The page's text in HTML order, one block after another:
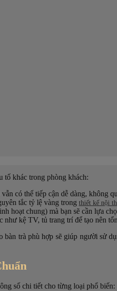
tố khác trong phòng khách:
có thể tiếp cận dễ dàng, không
tắc tỷ lệ vàng trong thiết kế nội
hoạt chung) mà bạn sẽ cần lựa
kệ TV, tủ trang trí để tạo nên
trà phù hợp sẽ giúp người sử
số chi tiết cho từng loại phổ biến: